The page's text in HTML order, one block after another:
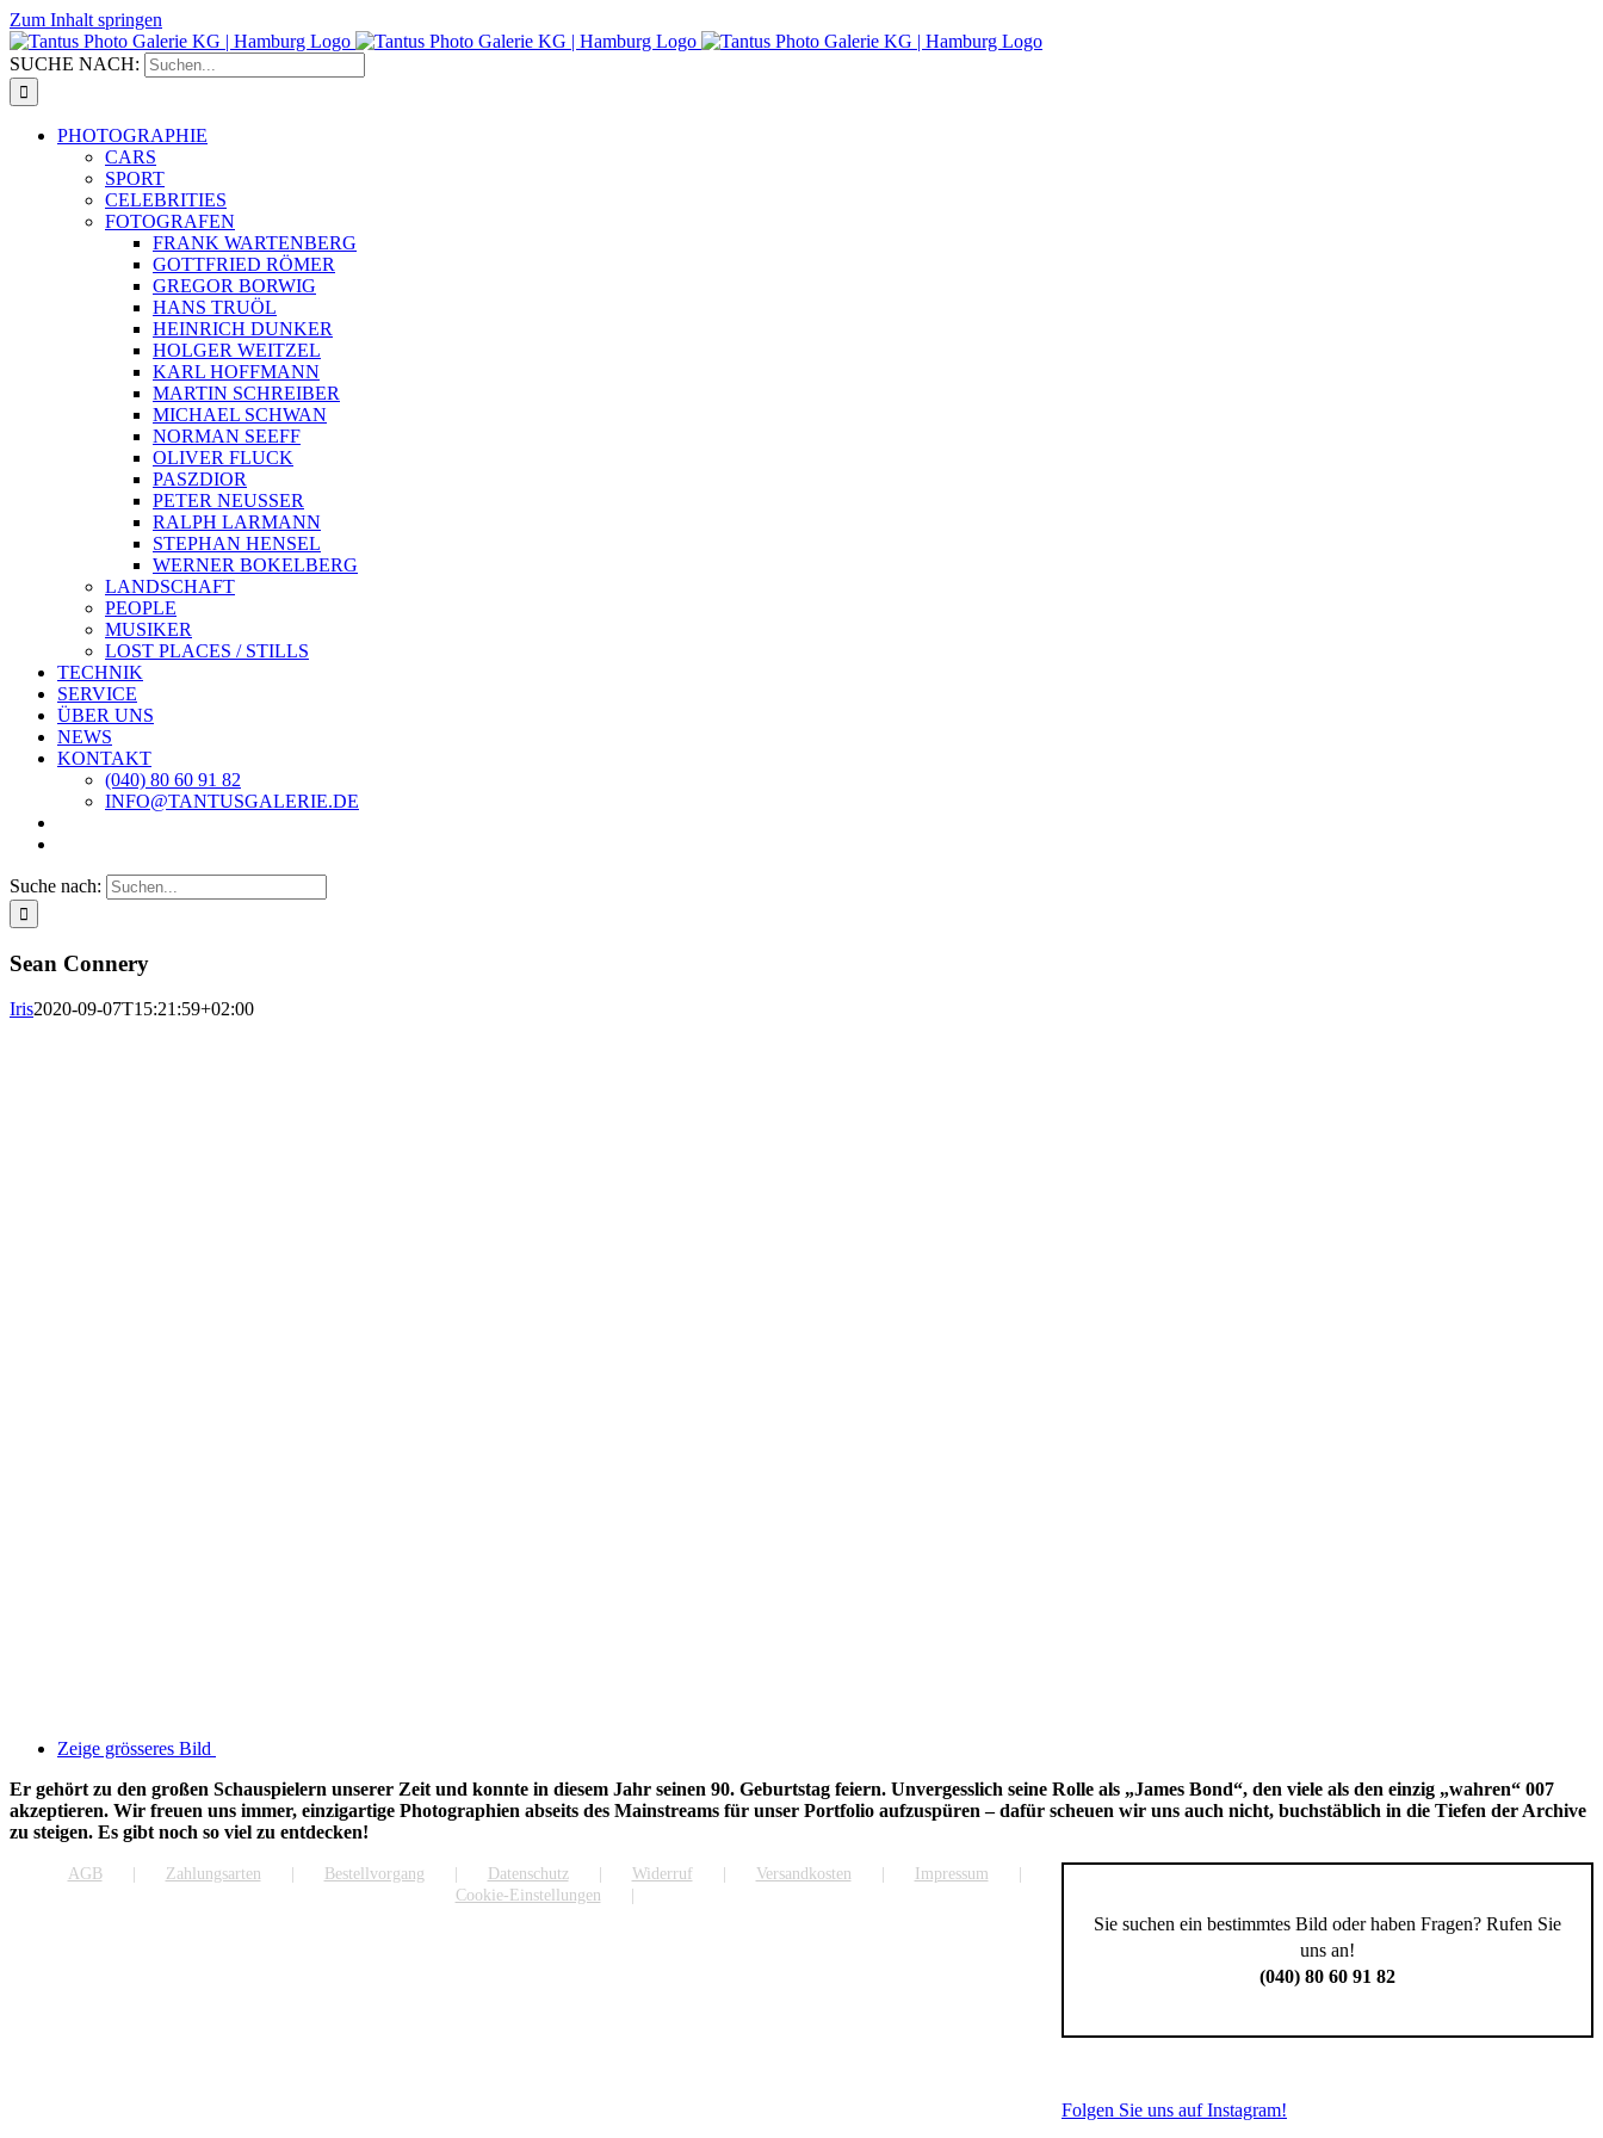
Zum Inhalt springen
SUCHE NACH:
PHOTOGRAPHIE
CARS
SPORT
CELEBRITIES
FOTOGRAFEN
FRANK WARTENBERG
GOTTFRIED RÖMER
GREGOR BORWIG
HANS TRUÖL
HEINRICH DUNKER
HOLGER WEITZEL
KARL HOFFMANN
MARTIN SCHREIBER
MICHAEL SCHWAN
NORMAN SEEFF
OLIVER FLUCK
PASZDIOR
PETER NEUSSER
RALPH LARMANN
STEPHAN HENSEL
WERNER BOKELBERG
LANDSCHAFT
PEOPLE
MUSIKER
LOST PLACES / STILLS
TECHNIK
SERVICE
ÜBER UNS
NEWS
KONTAKT
(040) 80 60 91 82
INFO@TANTUSGALERIE.DE
Suche nach:
Sean Connery
Iris2020-09-07T15:21:59+02:00
Zeige grösseres Bild
Er gehört zu den großen Schauspielern unserer Zeit und konnte in diesem Jahr seinen 90. Geburtstag feiern. Unvergesslich seine Rolle als „James Bond“, den viele als den einzig „wahren“ 007
akzeptieren. Wir freuen uns immer, einzigartige Photographien abseits des Mainstreams für unser Portfolio aufzuspüren – dafür scheuen wir uns auch nicht, buchstäblich in die Tiefen der Archive
zu steigen. Es gibt noch so viel zu entdecken!
Sie suchen ein bestimmtes Bild oder haben Fragen? Rufen Sie
uns an!
(040) 80 60 91 82
Folgen Sie uns auf Instagram!
AGB Zahlungsarten Bestellvorgang Datenschutz Widerruf Versandkosten
Impressum
Cookie-Einstellungen